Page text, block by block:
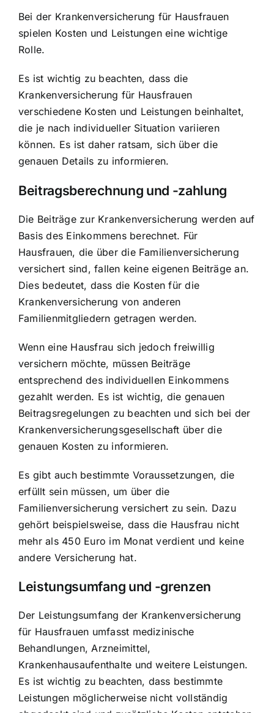
Bei der Krankenversicherung für Hausfrauen
spielen Kosten und Leistungen eine wichtige
Rolle.
Es ist wichtig zu beachten, dass die
Krankenversicherung für Hausfrauen
verschiedene Kosten und Leistungen beinhaltet,
die je nach individueller Situation variieren
können. Es ist daher ratsam, sich über die
genauen Details zu informieren.
Beitragsberechnung und -zahlung
Die Beiträge zur Krankenversicherung werden auf
Basis des Einkommens berechnet. Für
Hausfrauen, die über die Familienversicherung
versichert sind, fallen keine eigenen Beiträge an.
Dies bedeutet, dass die Kosten für die
Krankenversicherung von anderen
Familienmitgliedern getragen werden.
Wenn eine Hausfrau sich jedoch freiwillig
versichern möchte, müssen Beiträge
entsprechend des individuellen Einkommens
gezahlt werden. Es ist wichtig, die genauen
Beitragsregelungen zu beachten und sich bei der
Krankenversicherungsgesellschaft über die
genauen Kosten zu informieren.
Es gibt auch bestimmte Voraussetzungen, die
erfüllt sein müssen, um über die
Familienversicherung versichert zu sein. Dazu
gehört beispielsweise, dass die Hausfrau nicht
mehr als 450 Euro im Monat verdient und keine
andere Versicherung hat.
Leistungsumfang und -grenzen
Der Leistungsumfang der Krankenversicherung
für Hausfrauen umfasst medizinische
Behandlungen, Arzneimittel,
Krankenhausaufenthalte und weitere Leistungen.
Es ist wichtig zu beachten, dass bestimmte
Leistungen möglicherweise nicht vollständig